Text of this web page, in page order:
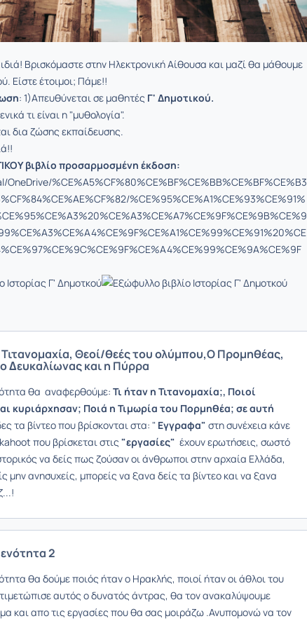
Βρισκόμαστε στην Ηλεκτρονική Αίθουσα και μαζί θα μάθουμε
Είστε έτοιμοι; Πάμε!!
: 1)Απευθύνεται σε μαθητές Γ' Δημοτικού.
τι είναι η "μυθολογία".
δια ζώσης εκπαίδευσης.
βιβλίο προσαρμοσμένη έκδοση:
OneDrive/%CE%A5%CF%80%CE%BF%CE%BB%CE%BF%CE%B3
%CE%95%CE%A1%CE%93%CE%91%
Τιτανομαχία, Θεοί/θεές του ολύμπου,Ο Προμηθέας,
∆ευκαλίωνας και η Πύρρα
θα αναφερθούμε: Τι ήταν η Τιτανομαχία;, Ποιοί
κυριάρχησαν; Ποιά η Τιμωρία του Πορμηθέα; σε αυτή
τα βίντεο που βρίσκονται στα: " Εγγραφα" στη συνέχεια κάνε
που βρίσκεται στις "εργασίες" έχουν ερωτήσεις, σωστό
να δείς πως ζούσαν οι άνθρωποι στην αρχαία Ελλάδα,
μην ανησυχείς, μπορείς να ξανα δείς τα βίντεο και να ξανα
2
θα δούμε ποιός ήταν ο Ηρακλής, ποιοί ήταν οι άθλοι του
αυτός ο δυνατός άντρας, θα τον ανακαλύψουμε
και απο τις εργασίες που θα σας μοιράζω .Ανυπομονώ να τον